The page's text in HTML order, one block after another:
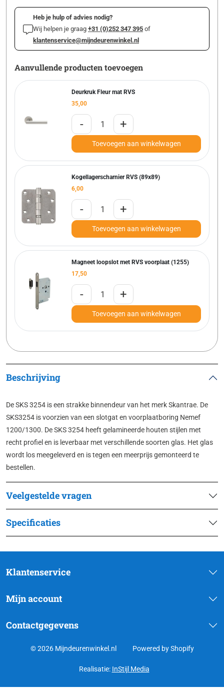
Heb je hulp of advies nodig?
Wij helpen je graag +31 (0)252 347 395 of
klantenservice@mijndeurenwinkel.nl
Aanvullende producten toevoegen
Deurkruk Fleur mat RVS
35,00
- +
Toevoegen aan winkelwagen
Kogellagerscharnier RVS (89x89)
6,00
- +
Toevoegen aan winkelwagen
Magneet loopslot met RVS voorplaat (1255)
17,50
- +
Toevoegen aan winkelwagen
Beschrijving
De SKS 3254 is een strakke binnendeur van het merk Skantrae. De
SKS3254 is voorzien van een slotgat en voorplaatboring Nemef
1200/1300. De SKS 3254 heeft gelamineerde houten stijlen met
recht profiel en is leverbaar met verschillende soorten glas. Het glas
wordt los meegeleverd en is tegen een meerprijs gemonteerd te
bestellen.
Veelgestelde vragen
Specificaties
Klantenservice
Mijn account
Contactgegevens
© 2026 Mijndeurenwinkel.nl Powered by Shopify
Realisatie: InStijl Media